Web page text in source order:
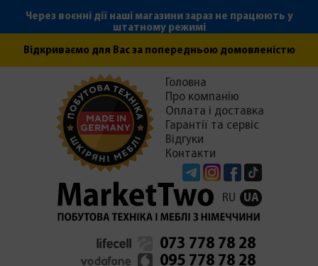
Через воєнні дії наші магазини зараз не працюють у
штатному режимі
Відкриваємо для Вас за попередньою домовленістю
TelegramInstagramFacebook
Головна
Про компанію
Оплата і доставка
Гарантії та сервіс
Відгуки
Контакти
RU UA
073 778 78 28
095 778 78 28